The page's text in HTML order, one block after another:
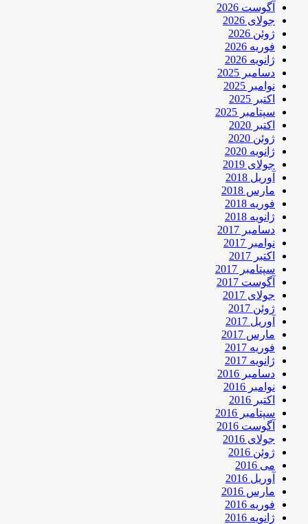
آگوست 2026
جولای 2026
ژوئن 2026
فوریه 2026
ژانویه 2026
دسامبر 2025
نوامبر 2025
اکتبر 2025
سپتامبر 2025
اکتبر 2020
ژوئن 2020
ژانویه 2020
جولای 2019
آوریل 2018
مارس 2018
فوریه 2018
ژانویه 2018
دسامبر 2017
نوامبر 2017
اکتبر 2017
سپتامبر 2017
آگوست 2017
جولای 2017
ژوئن 2017
آوریل 2017
مارس 2017
فوریه 2017
ژانویه 2017
دسامبر 2016
نوامبر 2016
اکتبر 2016
سپتامبر 2016
آگوست 2016
جولای 2016
ژوئن 2016
می 2016
آوریل 2016
مارس 2016
فوریه 2016
ژانویه 2016